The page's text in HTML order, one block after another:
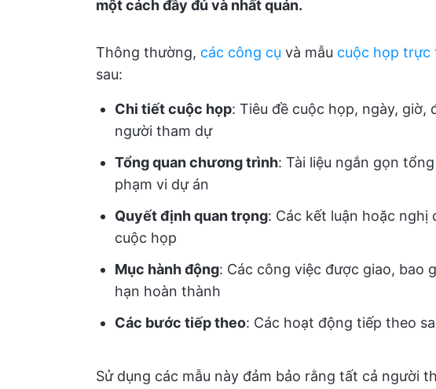
một cách đầy đủ và nhất quán.
Thông thường, các công cụ và mẫu cuộc họp trực
sau:
Chi tiết cuộc họp: Tiêu đề cuộc họp, ngày, giờ,
người tham dự
Tổng quan chương trình: Tài liệu ngắn gọn
phạm vi dự án
Quyết định quan trọng: Các kết luận hoặc
cuộc họp
Mục hành động: Các công việc được giao, bao
hạn hoàn thành
Các bước tiếp theo: Các hoạt động tiếp theo
Sử dụng các mẫu này đảm bảo rằng tất cả người